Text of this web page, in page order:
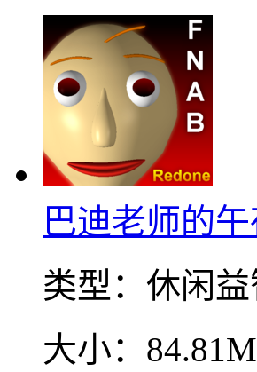
巴迪老师的
类型： 休闲益
大小： 84.81M